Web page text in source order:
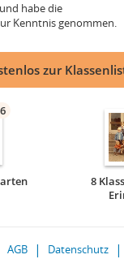
und habe die
Kenntnis genommen.
zur
8
AGB Datenschutz